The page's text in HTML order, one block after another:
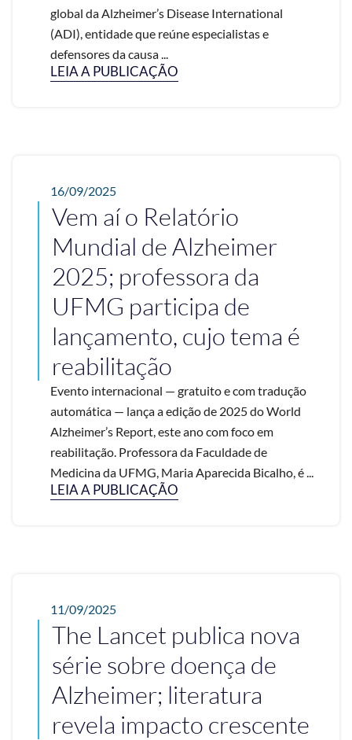
global da Alzheimer’s Disease International
(ADI), entidade que reúne especialistas e
defensores da causa ...
LEIA A PUBLICAÇÃO
16/09/2025
Vem aí o Relatório
Mundial de Alzheimer
2025; professora da
UFMG participa de
lançamento, cujo tema é
reabilitação
Evento internacional — gratuito e com tradução
automática — lança a edição de 2025 do World
Alzheimer’s Report, este ano com foco em
reabilitação. Professora da Faculdade de
Medicina da UFMG, Maria Aparecida Bicalho, é ...
LEIA A PUBLICAÇÃO
11/09/2025
The Lancet publica nova
série sobre doença de
Alzheimer; literatura
revela impacto crescente